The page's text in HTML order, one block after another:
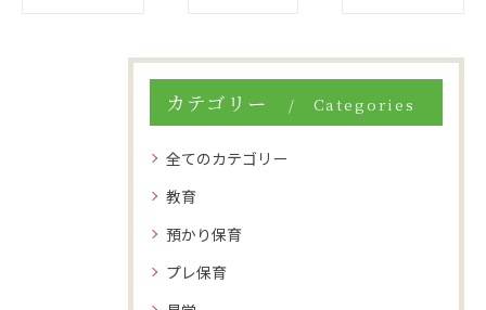
カテゴリー Categories
全てのカテゴリー
教育
預かり保育
プレ保育